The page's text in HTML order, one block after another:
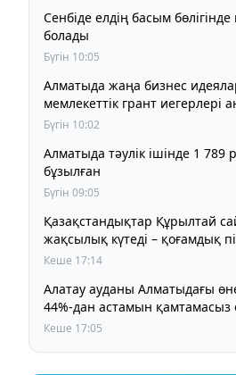
Сенбіде елдің басым
болады
Бүгін 10:05
Алматыда жаңа бизнес идеяларға
мемлекеттік грант иегерлері
Бүгін 10:02
Алматыда тәулік ішінде 1 789
бұзылған
Бүгін 09:05
Қазақстандықтар Құрылтай
жақсылық күтеді – қоғамдық
Кеше 17:14
Алатау ауданы Алматыдағы
44%-дан астамын қамтамасыз
Кеше 17:05